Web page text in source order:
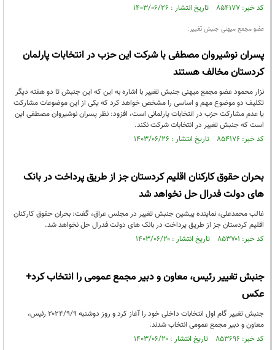
کد خبر: ۸۵۴۱۷۷ تاریخ انتشار : ۱۴۰۳/۰۶/۲۶
عضو مجمع میهنی جنبش تغییر:
پسران نوشیروان مصطفی با شرکت این حزب در انتخابات پارلمان
کردستان مخالف هستند
نزار محمود عضو مجمع میهنی جنبش تغییر با اشاره به این که این جنبش تا دو هفته دیگر
تکلیف دو موضوع مهم و اساسی را مشخص خواهد کرد که یکی از این موضوعات مشارکت
یا عدم مشارکت حزب در انتخابات پارلمانی است، افزود: نظر پسران نوشیروان مصطفی این
است که جنبش تغییر در انتخابات شرکت نکند.
کد خبر: ۸۵۴۱۷۶ تاریخ انتشار : ۱۴۰۳/۰۶/۲۶
بحران حقوق کارکنان اقلیم کردستان جز از طریق پرداخت در بانک
های دولت فدرال حل نخواهد شد
غالب محمدعلی، نماینده پیشین جنبش تغییر در مجلس عراق، گفت: بحران حقوق کارکنان
اقلیم کردستان جز از طریق پرداخت در بانک های دولت فدرال حل نخواهد شد.
کد خبر: ۸۵۳۷۰۱ تاریخ انتشار : ۱۴۰۳/۰۶/۲۰
جنبش تغییر رئیس، معاون و دبیر مجمع عمومی را انتخاب کرد+
عکس
جنبش تغییر گام اول انتخابات داخلی خود را آغاز کرد و روز دوشنبه ۲۰۲۴/۹/۹ رئیس،
معاون و دبیر مجمع عمومی انتخاب شدند.
کد خبر: ۸۵۳۶۹۶ تاریخ انتشار : ۱۴۰۳/۰۶/۲۰